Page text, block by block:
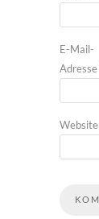
E-Mail-
Adresse
Website